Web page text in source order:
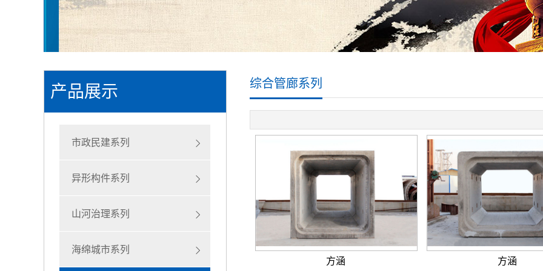
产品展示
市政民建系列
异形构件系列
山河治理系列
海绵城市系列
综合管廊系列
方涵 方涵